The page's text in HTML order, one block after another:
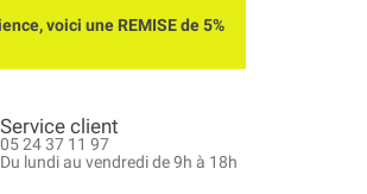
voici une REMISE de 5%
Service client
05 24 37 11 97
Du lundi au vendredi de 9h à 18h